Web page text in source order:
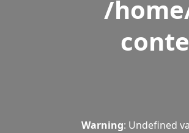
/
Warning: Undefined